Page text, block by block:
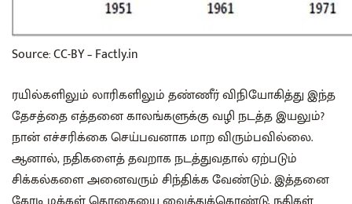
Source: CC-BY – Factly.in
ரயில்களிலும் லாரிகளிலும் தண்ணீர் விநியோகித்து இந்த
தேசத்தை எத்தனை காலங்களுக்கு வழி நடத்த இயலும்?
நான் எச்சரிக்கை செய்பவனாக மாற விரும்பவில்லை.
ஆனால், நதிகளைத் தவறாக நடத்துவதால் ஏற்படும்
சிக்கல்களை அனைவரும் சிந்திக்க வேண்டும். இத்தனை